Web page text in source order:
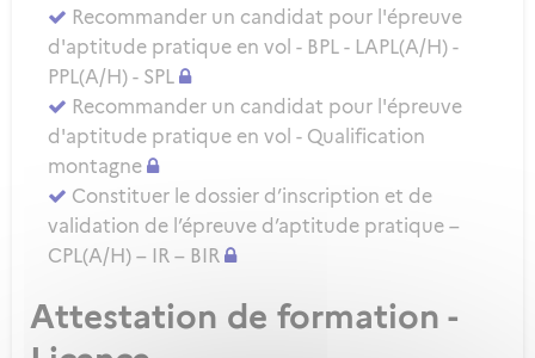
Recommander un candidat pour l'épreuve
d'aptitude pratique en vol - BPL - LAPL(A/H) -
PPL(A/H) - SPL
Recommander un candidat pour l'épreuve
d'aptitude pratique en vol - Qualification
montagne
Constituer le dossier d’inscription et de
validation de l’épreuve d’aptitude pratique –
CPL(A/H) – IR – BIR
Attestation de formation -